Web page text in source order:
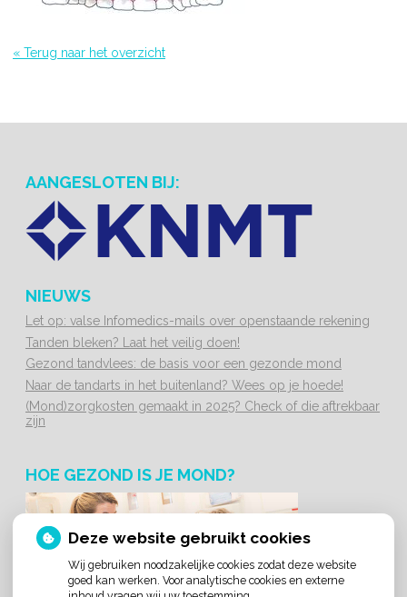
« Terug naar het overzicht
AANGESLOTEN BIJ:
NIEUWS
Let op: valse Infomedics-mails over openstaande rekening
Tanden bleken? Laat het veilig doen!
Gezond tandvlees: de basis voor een gezonde mond
Naar de tandarts in het buitenland? Wees op je hoede!
(Mond)zorgkosten gemaakt in 2025? Check of die aftrekbaar
zijn
HOE GEZOND IS JE MOND?
Deze website gebruikt cookies
Wij gebruiken noodzakelijke cookies zodat deze website
goed kan werken. Voor analytische cookies en externe